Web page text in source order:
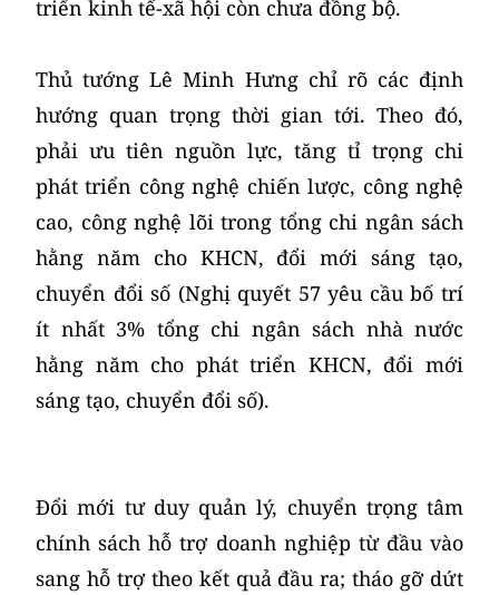
triển kinh tế-xã hội còn chưa đồng bộ.
Thủ tướng Lê Minh Hưng chỉ rõ các định
hướng quan trọng thời gian tới. Theo đó,
phải ưu tiên nguồn lực, tăng tỉ trọng chi
phát triển công nghệ chiến lược, công nghệ
cao, công nghệ lõi trong tổng chi ngân sách
hằng năm cho KHCN, đổi mới sáng tạo,
chuyển đổi số (Nghị quyết 57 yêu cầu bố trí
ít nhất 3% tổng chi ngân sách nhà nước
hằng năm cho phát triển KHCN, đổi mới
sáng tạo, chuyển đổi số).
Đổi mới tư duy quản lý, chuyển trọng tâm
chính sách hỗ trợ doanh nghiệp từ đầu vào
sang hỗ trợ theo kết quả đầu ra; tháo gỡ dứt